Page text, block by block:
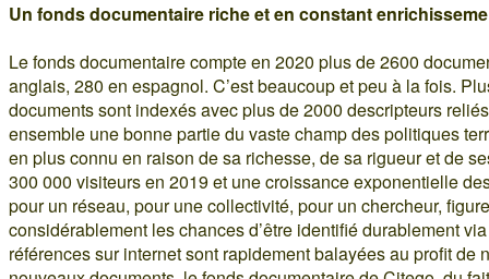
Un fonds documentaire riche et en constant
Le fonds documentaire compte en 2020 plus de 2600
anglais, 280 en espagnol. C’est beaucoup et peu à la fois.
documents sont indexés avec plus de 2000 descripteurs
ensemble une bonne partie du vaste champ des politiques
en plus connu en raison de sa richesse, de sa rigueur et de
300 000 visiteurs en 2019 et une croissance exponentielle
pour un réseau, pour une collectivité, pour un chercheur,
considérablement les chances d’être identifié durablement
références sur internet sont rapidement balayées au profit de